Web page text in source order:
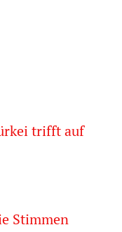
trifft auf
Stimmen